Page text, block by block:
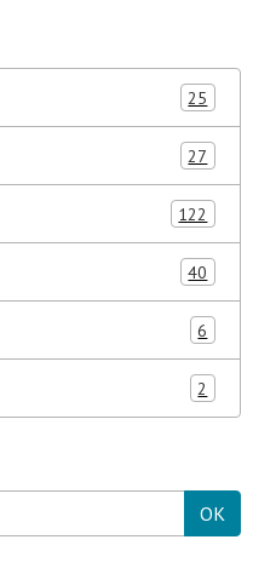
25
27
122
40
6
2
OK